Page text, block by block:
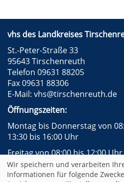
vhs des Landkreises
St.-Peter-Straße 33
95643 Tirschenreuth
Telefon 09631 88205
Fax 09631 88306
E-Mail: vhs@tirschenreuth.de
Öffnungszeiten:
Montag bis Donnerstag von
13:30 bis 16:00 Uhr
Freitag von 08:00 bis 12:00 Uhr
Impressum
AGB
Wir speichern und verarbeiten
Informationen für folgende